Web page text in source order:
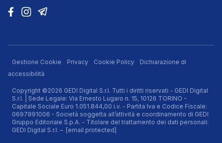
Gestione Cookie Privacy Cookie Policy
Dichiarazione di
accessibilità
Copyright ©2026 GEDI Digital S.r.l. Tutti i diritti riservati - GEDI Digital
S.r.l. | Sede Legale: Via Ernesto Lugaro n. 15, 10126 TORINO -
Capitale Sociale Euro 1.051.844,00 i.v. - Partita Iva e Codice Fiscale:
0697891006 - Società soggetta all’attività e coordinamento di GEDI
Gruppo Editoriale S.p.A. - Titolare del trattamento dei dati personali:
GEDI Digital S.r.l. – [email protected]